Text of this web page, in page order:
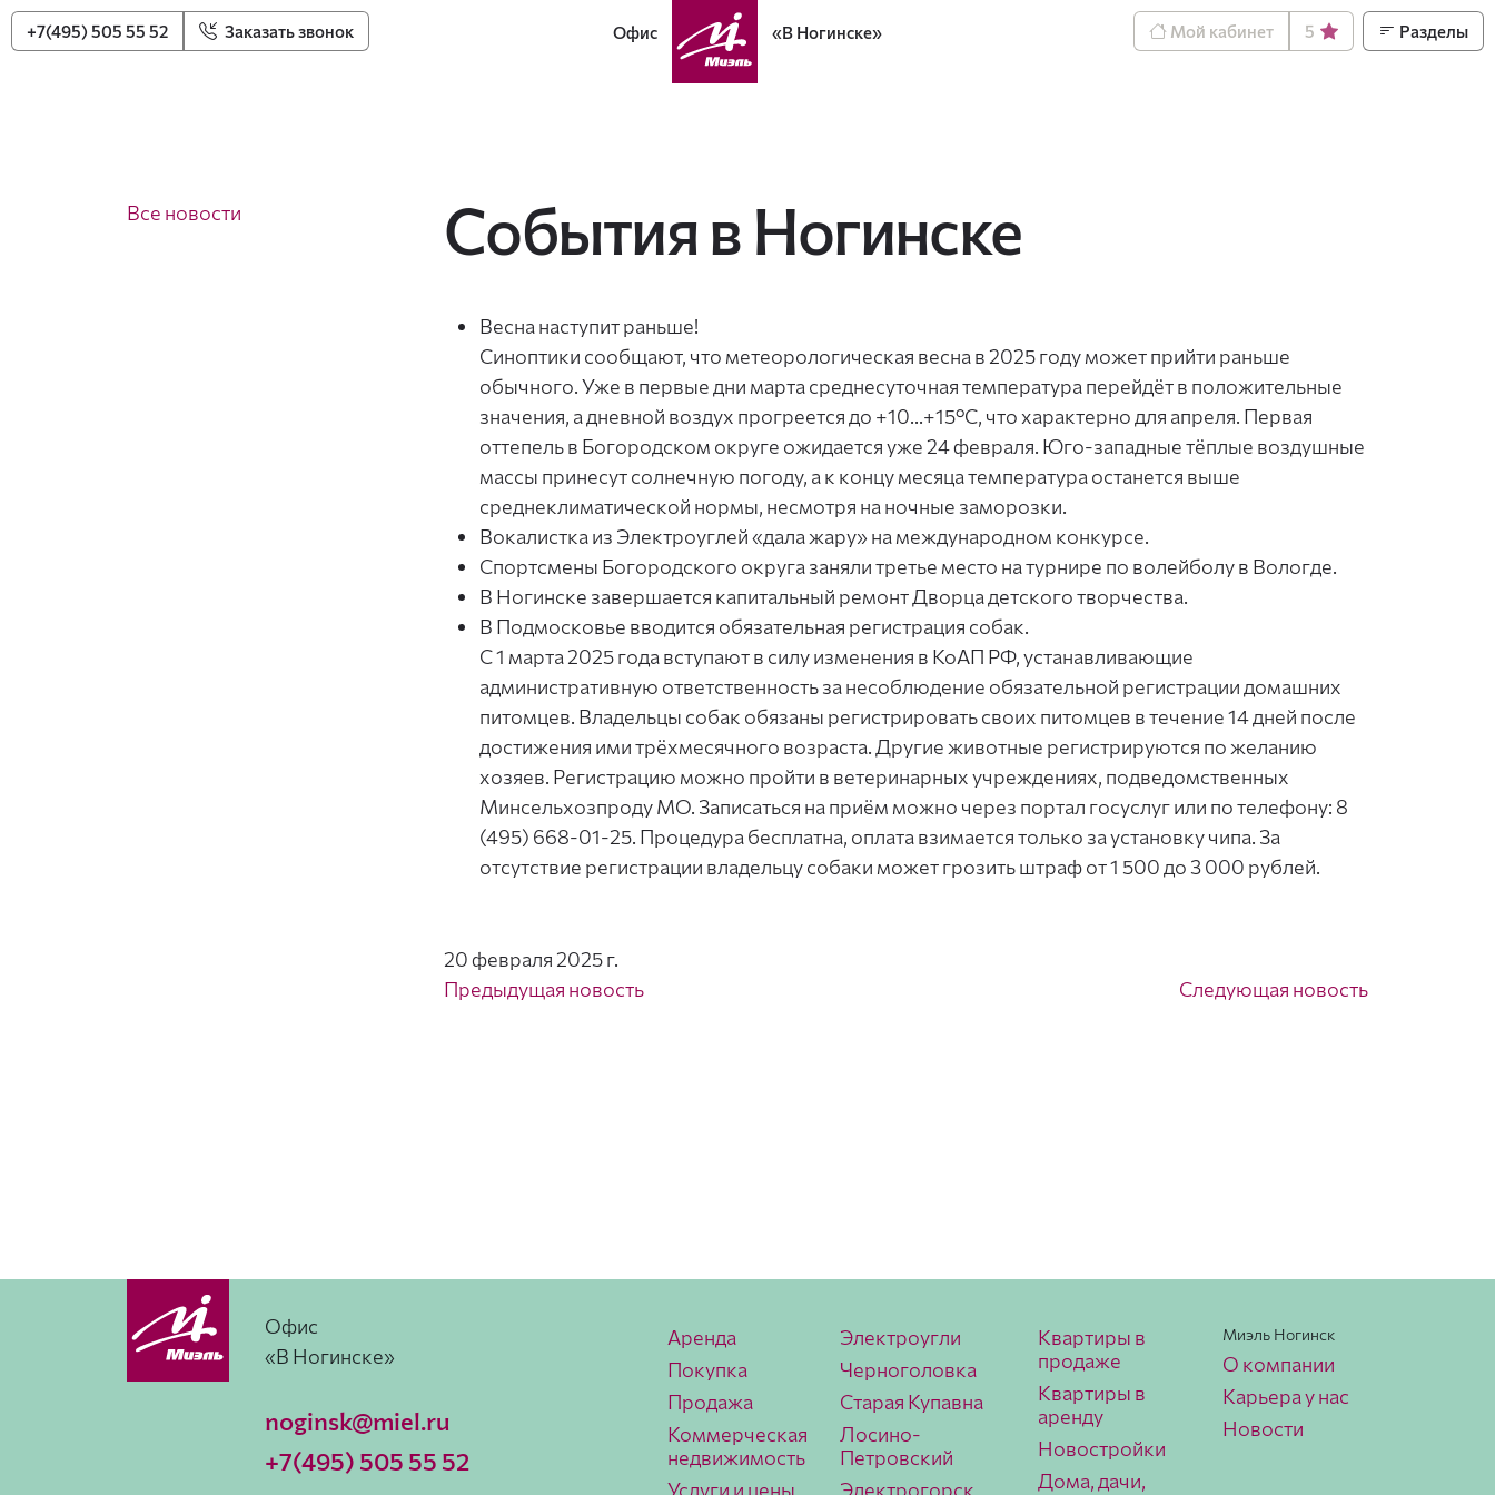
+7(495) 505 55 52 Заказать звонок Мой кабинет 5 Разделы
Офис «В Ногинске»
Все новости События в Ногинске
Весна наступит раньше!
Синоптики сообщают, что метеорологическая весна в 2025 году может прийти раньше
обычного. Уже в первые дни марта среднесуточная температура перейдёт в положительные
значения, а дневной воздух прогреется до +10...+15°C, что характерно для апреля. Первая
оттепель в Богородском округе ожидается уже 24 февраля. Юго-западные тёплые воздушные
массы принесут солнечную погоду, а к концу месяца температура останется выше
среднеклиматической нормы, несмотря на ночные заморозки.
Вокалистка из Электроуглей «дала жару» на международном конкурсе.
Спортсмены Богородского округа заняли третье место на турнире по волейболу в Вологде.
В Ногинске завершается капитальный ремонт Дворца детского творчества.
В Подмосковье вводится обязательная регистрация собак.
С 1 марта 2025 года вступают в силу изменения в КоАП РФ, устанавливающие
административную ответственность за несоблюдение обязательной регистрации домашних
питомцев. Владельцы собак обязаны регистрировать своих питомцев в течение 14 дней после
достижения ими трёхмесячного возраста. Другие животные регистрируются по желанию
хозяев. Регистрацию можно пройти в ветеринарных учреждениях, подведомственных
Минсельхозпроду МО. Записаться на приём можно через портал госуслуг или по телефону: 8
(495) 668-01-25. Процедура бесплатна, оплата взимается только за установку чипа. За
отсутствие регистрации владельцу собаки может грозить штраф от 1 500 до 3 000 рублей.
20 февраля 2025 г.
Предыдущая новость
Следующая новость
Офис
«В Ногинске»
noginsk@miel.ru
+7(495) 505 55 52
Аренда
Покупка
Продажа
Коммерческая
недвижимость
Услуги и цены
Электроугли
Черноголовка
Старая Купавна
Лосино-
Петровский
Электрогорск
Квартиры в
продаже
Квартиры в
аренду
Новостройки
Дома, дачи,
Миэль Ногинск
О компании
Карьера у нас
Новости